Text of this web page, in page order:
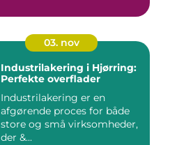
03. nov
Industrilakering i Hjørring:
Perfekte overflader
Industrilakering er en
afgørende proces for både
store og små virksomheder,
der &...